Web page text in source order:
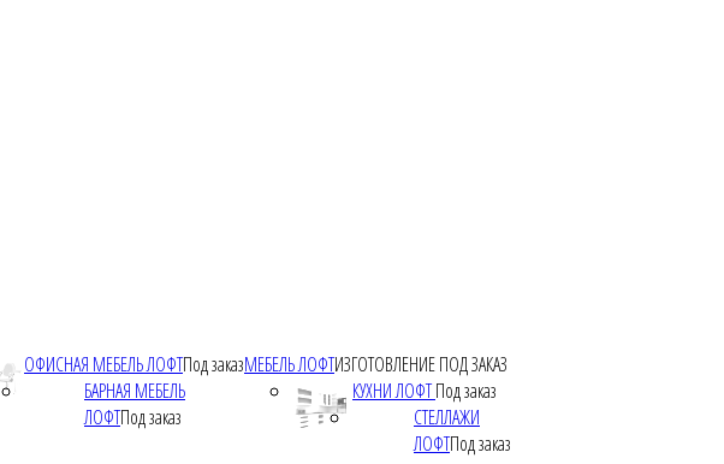
МЕБЕЛЬ ЛОФТИЗГОТОВЛЕНИЕ ПОД ЗАКАЗ
ОФИСНАЯ МЕБЕЛЬ ЛОФТПод заказ
БАРНАЯ МЕБЕЛЬ
ЛОФТПод заказ
КУХНИ ЛОФТПод заказ
СТЕЛЛАЖИ
ЛОФТПод заказ